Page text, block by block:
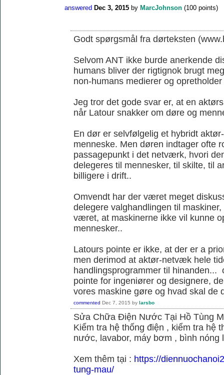
answered Dec 3, 2015 by MarcJohnson (100 points)
Godt spørgsmål fra dørteksten
Selvom ANT ikke burde anerkende
humans bliver der rigtignok brugt
non-humans medierer og
Jeg tror det gode svar er, at en
når Latour snakker om døre og
En dør er selvfølgelig et hybridt
menneske. Men døren indtager ofte
passagepunkt i det netværk, hvori
delegeres til mennesker, til skilte, til
billigere i drift..
Omvendt har der været meget
delegere valghandlingen til
været, at maskinerne ikke vil kunne
mennesker..
Latours pointe er ikke, at der er a
men derimod at aktør-netvæk hele
handlingsprogrammer til hinanden...
pointe for ingeniører og designere,
vores maskine gøre og hvad skal de
commented Dec 7, 2015 by larsbo
Sửa Chữa Điện Nước Tại Hồ Tùng
Kiểm tra hệ thống điện , kiểm tra hệ
nước, lavabor, máy bơm , bình nóng
Xem thêm tại : https://
tung-mau/